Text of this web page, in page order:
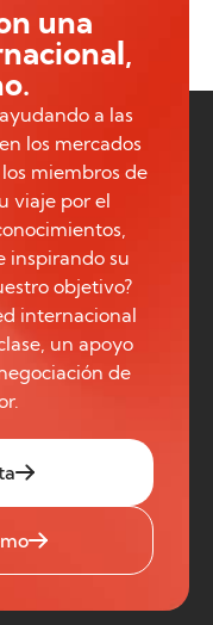
una
a las
los mercados
miembros de
viaje por el
inspirando su
objetivo?
internacional
un apoyo
de